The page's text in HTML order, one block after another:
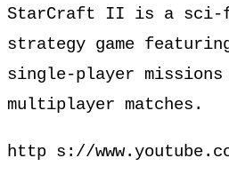
StarCraft II is a sci-
strategy game
single-player missions
multiplayer matches.
http s://